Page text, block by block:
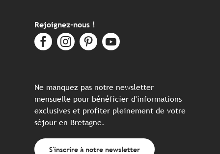
Rejoignez-nous !
Ne manquez pas notre newsletter
mensuelle pour bénéficier d'informations
exclusives et profiter pleinement de votre
séjour en Bretagne.
S'inscrire à notre newsletter